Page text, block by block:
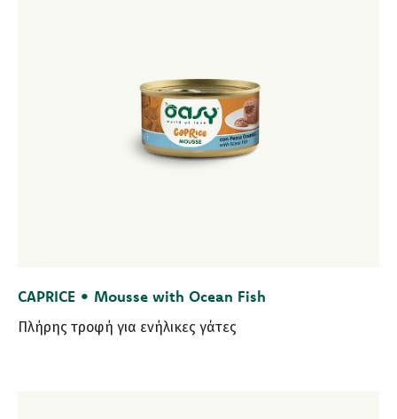
CAPRICE • Mousse with Ocean Fish
Πλήρης τροφή για ενήλικες γάτες